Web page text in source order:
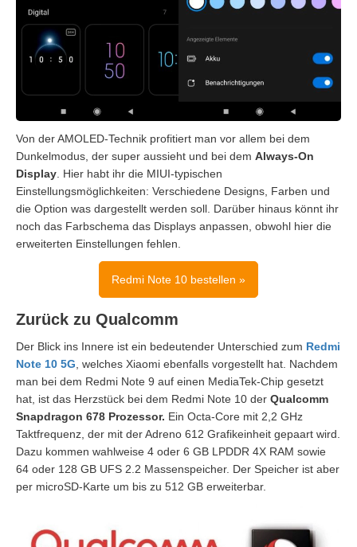
Von der AMOLED-Technik profitiert man vor allem bei dem
Dunkelmodus, der super aussieht und bei dem Always-On
Display . Hier habt ihr die MIUI-typischen
Einstellungsmöglichkeiten: Verschiedene Designs, Farben und
die Option was dargestellt werden soll. Darüber hinaus könnt ihr
noch das Farbschema das Displays anpassen, obwohl hier die
erweiterten Einstellungen fehlen.
Redmi Note 10 bestellen »
Zurück zu Qualcomm
Der Blick ins Innere ist ein bedeutender Unterschied zum Redmi
Note 10 5G , welches Xiaomi ebenfalls vorgestellt hat. Nachdem
man bei dem Redmi Note 9 auf einen MediaTek-Chip gesetzt
hat, ist das Herzstück bei dem Redmi Note 10 der Qualcomm
Snapdragon 678 Prozessor. Ein Octa-Core mit 2,2 GHz
Taktfrequenz, der mit der Adreno 612 Grafikeinheit gepaart wird.
Dazu kommen wahlweise 4 oder 6 GB LPDDR 4X RAM sowie
64 oder 128 GB UFS 2.2 Massenspeicher. Der Speicher ist aber
per microSD-Karte um bis zu 512 GB erweiterbar.